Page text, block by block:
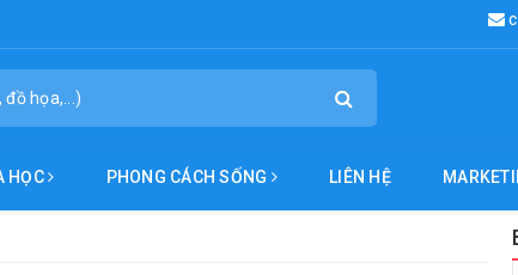
HỌC PHONG CÁCH SỐNG LIÊN HỆ